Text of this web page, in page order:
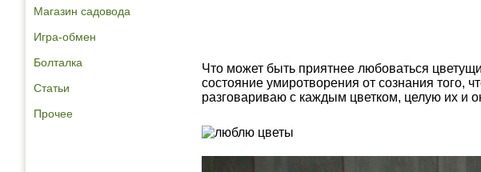
Магазин садовода
Игра-обмен
Болталка
Статьи
Прочее
Что может быть приятнее любоваться
состояние умиротворения от сознания того,
разговариваю с каждым цветком, целую их и